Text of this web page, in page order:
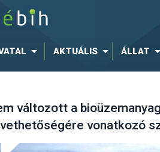
AKTUÁLIS ÁLLAT
változott a
vonatkozó